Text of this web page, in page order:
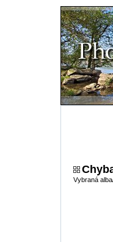
Vybraná